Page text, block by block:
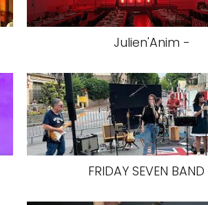
Julien'Anim -
FRIDAY SEVEN